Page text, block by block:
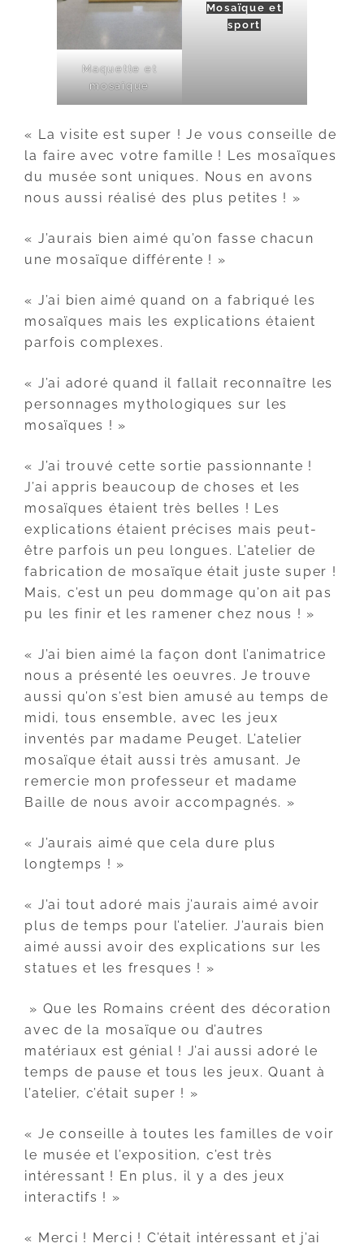
Maquette et
mosaïque
Mosaïque et
sport
« La visite est super ! Je vous conseille de
la faire avec votre famille ! Les mosaïques
du musée sont uniques. Nous en avons
nous aussi réalisé des plus petites ! »
« J’aurais bien aimé qu’on fasse chacun
une mosaïque différente ! »
« J’ai bien aimé quand on a fabriqué les
mosaïques mais les explications étaient
parfois complexes.
« J’ai adoré quand il fallait reconnaître les
personnages mythologiques sur les
mosaïques ! »
« J’ai trouvé cette sortie passionnante !
J’ai appris beaucoup de choses et les
mosaïques étaient très belles ! Les
explications étaient précises mais peut-
être parfois un peu longues. L’atelier de
fabrication de mosaïque était juste super !
Mais, c’est un peu dommage qu’on ait pas
pu les finir et les ramener chez nous ! »
« J’ai bien aimé la façon dont l’animatrice
nous a présenté les oeuvres. Je trouve
aussi qu’on s’est bien amusé au temps de
midi, tous ensemble, avec les jeux
inventés par madame Peuget. L’atelier
mosaïque était aussi très amusant. Je
remercie mon professeur et madame
Baille de nous avoir accompagnés. »
« J’aurais aimé que cela dure plus
longtemps ! »
« J’ai tout adoré mais j’aurais aimé avoir
plus de temps pour l’atelier. J’aurais bien
aimé aussi avoir des explications sur les
statues et les fresques ! »
» Que les Romains créent des décoration
avec de la mosaïque ou d’autres
matériaux est génial ! J’ai aussi adoré le
temps de pause et tous les jeux. Quant à
l’atelier, c’était super ! »
« Je conseille à toutes les familles de voir
le musée et l’exposition, c’est très
intéressant ! En plus, il y a des jeux
interactifs ! »
« Merci ! Merci ! C’était intéressant et j’ai